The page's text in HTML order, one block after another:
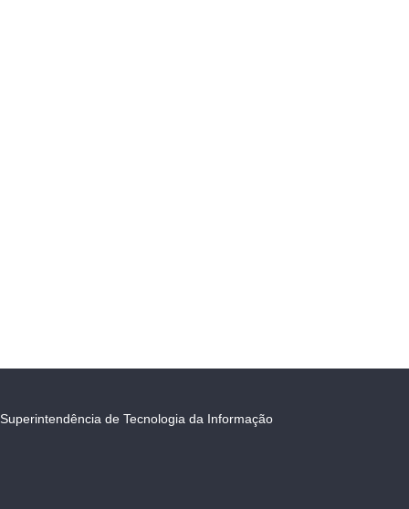
Superintendência de Tecnologia da Informação